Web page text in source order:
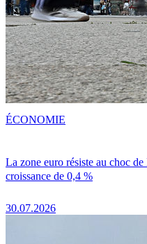
La zone euro résiste au choc
croissance de 0,4 %
30.07.2026
ÉCONOMIE